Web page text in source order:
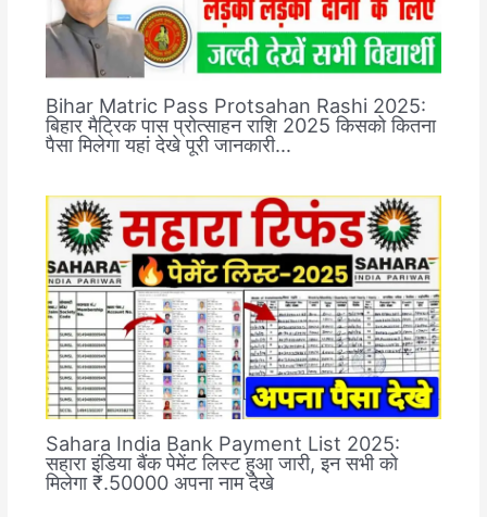
Bihar Matric Pass Protsahan Rashi 2025:
बिहार मैट्रिक पास प्रोत्साहन राशि 2025 किसको कितना
पैसा मिलेगा यहां देखे पूरी जानकारी…
Sahara India Bank Payment List 2025:
सहारा इंडिया बैंक पेमेंट लिस्ट हुआ जारी, इन सभी को
मिलेगा ₹.50000 अपना नाम देखे